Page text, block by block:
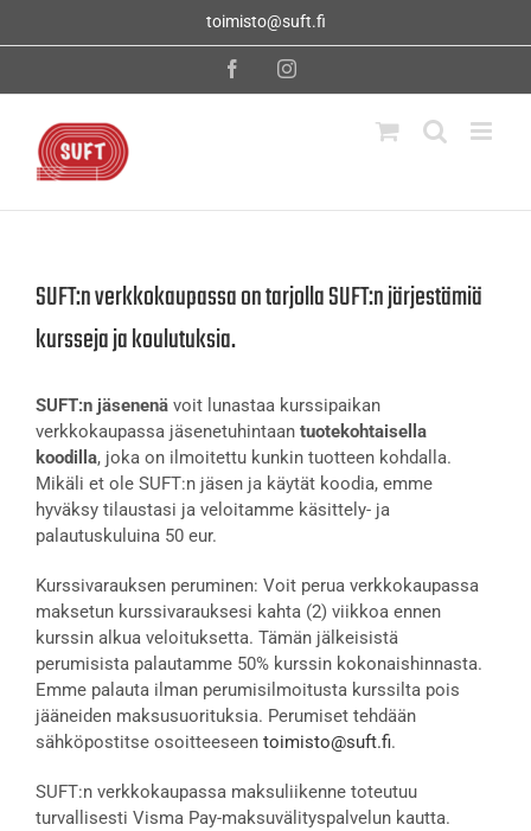
toimisto@suft.fi
FacebookInstagram
SUFT:n verkkokaupassa on tarjolla SUFT:n järjestämiä
kursseja ja koulutuksia.
SUFT:n jäsenenä voit lunastaa kurssipaikan
verkkokaupassa jäsenetuhintaan tuotekohtaisella
koodilla, joka on ilmoitettu kunkin tuotteen kohdalla.
Mikäli et ole SUFT:n jäsen ja käytät koodia, emme
hyväksy tilaustasi ja veloitamme käsittely- ja
palautuskuluina 50 eur.
Kurssivarauksen peruminen: Voit perua verkkokaupassa
maksetun kurssivarauksesi kahta (2) viikkoa ennen
kurssin alkua veloituksetta. Tämän jälkeisistä
perumisista palautamme 50% kurssin kokonaishinnasta.
Emme palauta ilman perumisilmoitusta kurssilta pois
jääneiden maksusuorituksia. Perumiset tehdään
sähköpostitse osoitteeseen toimisto@suft.fi.
SUFT:n verkkokaupassa maksuliikenne toteutuu
turvallisesti Visma Pay-maksuvälityspalvelun kautta.